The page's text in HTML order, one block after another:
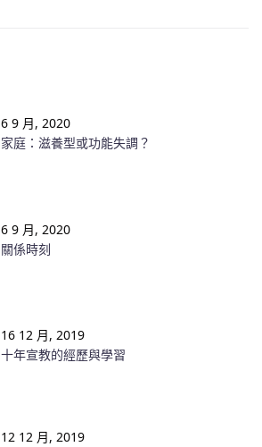
6 9 月, 2020
家庭：滋養型或功能失調？
6 9 月, 2020
關係時刻
16 12 月, 2019
十年宣教的經歷與學習
12 12 月, 2019